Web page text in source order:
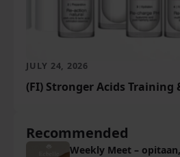
(FI) Stronger Acids Training
JULY 24, 2026
Recommended
Weekly Meet –